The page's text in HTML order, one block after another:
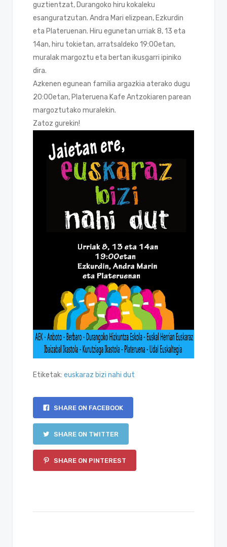
guztientzat, Durangoko hiru kokaleku
esanguratzutan. Andra Mari elizpean, Ezkurdin
eta Plateruenan. Hiru egunetan urriak 8, 13 eta
14an, hiru tokietan, arratsaldeko 19:00etan,
muralak margoztu eta bertan ikusgarri ipiniko
dira.
Azkenen egunean familia argazkia aterako dugu
20:00etan, Plateruena Kafe Antzokiaren parean
margoztutako muralekin.
Zatoz gurekin!
Etiketak: euskaraz bizi nahi dut
SHARE ON FACEBOOK
SHARE ON TWITTER
SHARE ON PINTEREST